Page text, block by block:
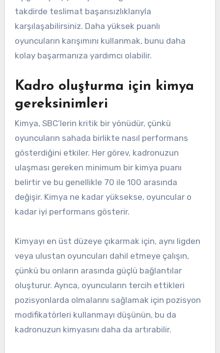
takdirde teslimat başarısızlıklarıyla
karşılaşabilirsiniz. Daha yüksek puanlı
oyuncuların karışımını kullanmak, bunu daha
kolay başarmanıza yardımcı olabilir.
Kadro oluşturma için kimya
gereksinimleri
Kimya, SBC’lerin kritik bir yönüdür, çünkü
oyuncuların sahada birlikte nasıl performans
gösterdiğini etkiler. Her görev, kadronuzun
ulaşması gereken minimum bir kimya puanı
belirtir ve bu genellikle 70 ile 100 arasında
değişir. Kimya ne kadar yüksekse, oyuncular o
kadar iyi performans gösterir.
Kimyayı en üst düzeye çıkarmak için, aynı ligden
veya ulustan oyuncuları dahil etmeye çalışın,
çünkü bu onların arasında güçlü bağlantılar
oluşturur. Ayrıca, oyuncuların tercih ettikleri
pozisyonlarda olmalarını sağlamak için pozisyon
modifikatörleri kullanmayı düşünün, bu da
kadronuzun kimyasını daha da artırabilir.